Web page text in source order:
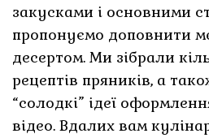
закусками і основними
пропонуємо доповнити
десертом. Ми зібрали
рецептів пряників, а
“солодкі” ідеї
відео. Вдалих вам